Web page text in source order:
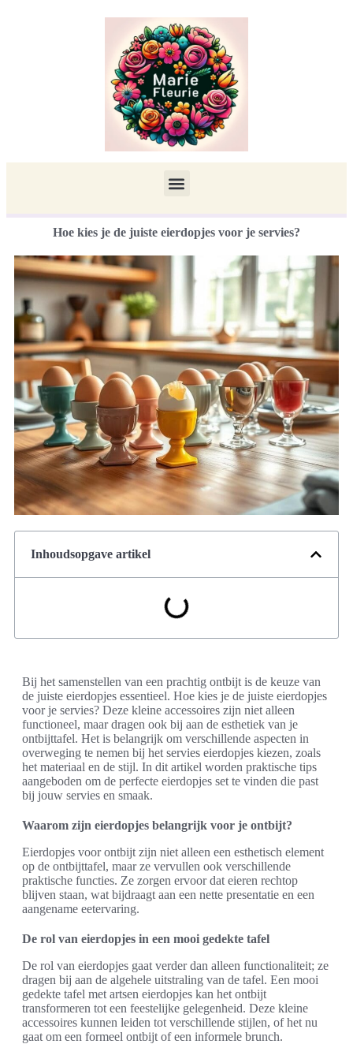
Hoe kies je de juiste eierdopjes voor je servies?
Inhoudsopgave artikel
Bij het samenstellen van een prachtig ontbijt is de keuze van
de juiste eierdopjes essentieel. Hoe kies je de juiste eierdopjes
voor je servies? Deze kleine accessoires zijn niet alleen
functioneel, maar dragen ook bij aan de esthetiek van je
ontbijttafel. Het is belangrijk om verschillende aspecten in
overweging te nemen bij het servies eierdopjes kiezen, zoals
het materiaal en de stijl. In dit artikel worden praktische tips
aangeboden om de perfecte eierdopjes set te vinden die past
bij jouw servies en smaak.
Waarom zijn eierdopjes belangrijk voor je ontbijt?
Eierdopjes voor ontbijt zijn niet alleen een esthetisch element
op de ontbijttafel, maar ze vervullen ook verschillende
praktische functies. Ze zorgen ervoor dat eieren rechtop
blijven staan, wat bijdraagt aan een nette presentatie en een
aangename eetervaring.
De rol van eierdopjes in een mooi gedekte tafel
De rol van eierdopjes gaat verder dan alleen functionaliteit; ze
dragen bij aan de algehele uitstraling van de tafel. Een mooi
gedekte tafel met artsen eierdopjes kan het ontbijt
transformeren tot een feestelijke gelegenheid. Deze kleine
accessoires kunnen leiden tot verschillende stijlen, of het nu
gaat om een formeel ontbijt of een informele brunch.